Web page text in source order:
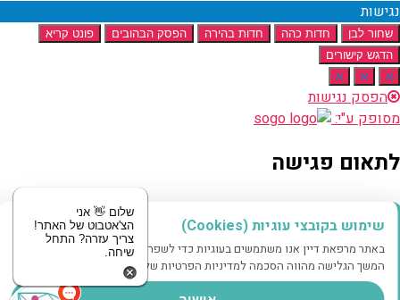
שימוש בקובצי עוגיות (Cookies)
באתר מרפאת דיין אנו משתמשים בעוגיות כדי לשפר את חווית הגלישה שלך.
המשך הגלישה מהווה הסכמה למדיניות הפרטיות שלנו.
נגישות
שחור לבן חדות כהה חדות בהירה הפסק הבהובים
פונט קריא
הדגש קישורים
א
א א
הפסק נגישות
מסופק ע"י:
לתאום פגישה
מוזמנים לשלוח לנו הודעה
שם
טלפון
שלום 👋 אני
הצ'אטבוט של האתר!
צריך עזרה? התחל
שיחה.